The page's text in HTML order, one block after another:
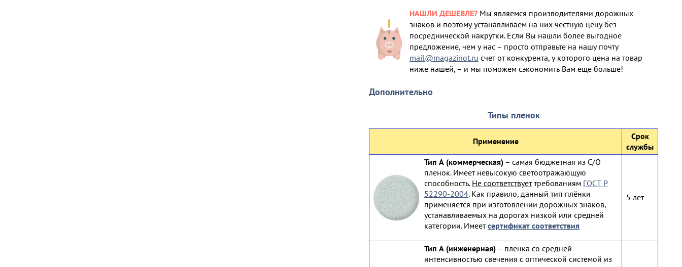
НАШЛИ ДЕШЕВЛЕ? Мы являемся производителями дорожных
знаков и поэтому устанавливаем на них честную цену без
посреднической накрутки. Если Вы нашли более выгодное
предложение, чем у нас – просто отправьте на нашу почту
mail@magazinot.ru счет от конкурента, у которого цена на товар
ниже нашей, – и мы поможем сэкономить Вам еще больше!
Дополнительно
Типы пленок
Применение
Срок
службы
Тип А (коммерческая) – самая бюджетная из С/О
пленок. Имеет невысокую светоотражающую
способность. Не соответствуеттребованиям ГОСТ Р
52290-2004. Как правило, данный тип плёнки
применяется при изготовлении дорожных знаков,
устанавливаемых на дорогах низкой или средней
категории. Имеетсертификат соответствия
5 лет
Тип А (инженерная) – пленка со средней
интенсивностью свечения с оптической системой из